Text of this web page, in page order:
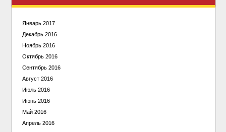
Январь 2017
Декабрь 2016
Ноябрь 2016
Октябрь 2016
Сентябрь 2016
Август 2016
Июль 2016
Июнь 2016
Май 2016
Апрель 2016